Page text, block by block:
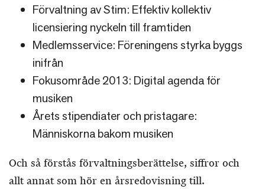
Förvaltning av Stim: Effektiv kollektiv
licensiering nyckeln till framtiden
Medlemsservice: Föreningens styrka byggs
inifrån
Fokusområde 2013: Digital agenda för
musiken
Årets stipendiater och pristagare:
Människorna bakom musiken
Och så förstås förvaltningsberättelse, siffror och
allt annat som hör en årsredovisning till.